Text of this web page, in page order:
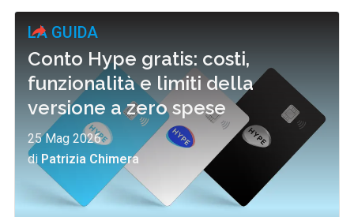
LA GUIDA
Conto Hype gratis: costi,
funzionalità e limiti della
versione a zero spese
25 Mag 2026
di Patrizia Chimera